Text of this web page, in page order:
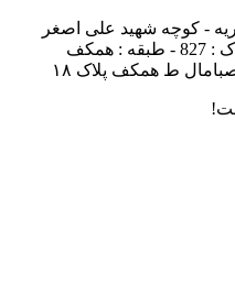
- کوچه شهید علی اصغر
ط همکف پلاک ۱۸